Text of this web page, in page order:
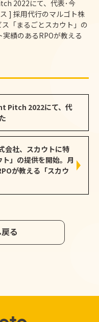
2022にて、代表･今
] 採用代行のマルゴト株
「まるごとスカウト」の
績のあるRPOが教える
Pitch 2022にて、代
会社、スカウトに特
」の提供を開始。月
が教える「スカウ
る